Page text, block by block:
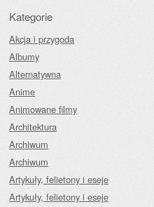
Kategorie
Akcja i przygoda
Albumy
Alternatywna
Anime
Animowane filmy
Architektura
Archiwum
Archiwum
Artykuły, felietony i eseje
Artykuły, felietony i eseje